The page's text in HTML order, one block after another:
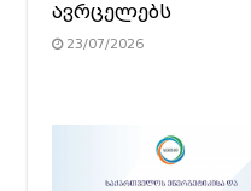
ავრცელებს
23/07/2026